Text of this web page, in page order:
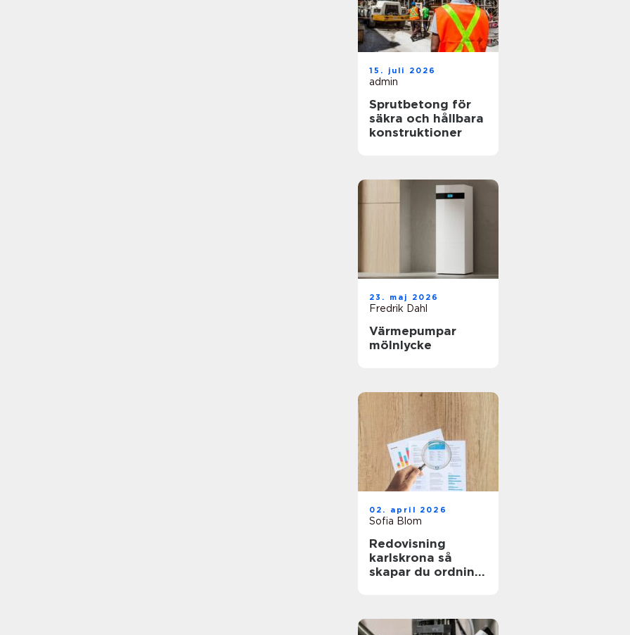
15. juli 2026
admin
Sprutbetong för
säkra och hållbara
konstruktioner
23. maj 2026
Fredrik Dahl
Värmepumpar
mölnlycke
02. april 2026
Sofia Blom
Redovisning
karlskrona så
skapar du ordning